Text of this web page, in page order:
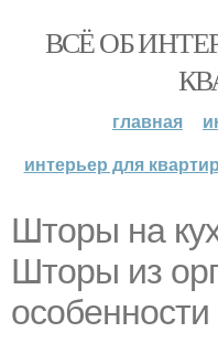
ВСЁ ОБ
главная
интерьер для
Шторы на
Шторы из